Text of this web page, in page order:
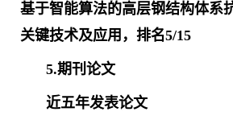
基于智能算法的高层钢结构体系
关键技术及应用，排名5/15
5.期刊论文
近五年发表论文